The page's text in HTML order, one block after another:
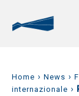
Home › News ›
internazionale ›